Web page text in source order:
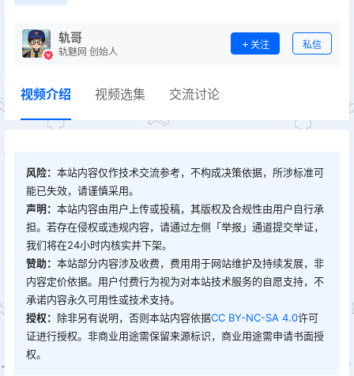
轨哥
轨魅网 创始人
关注 私信
视频介绍 视频选集 交流讨论
风险： 本站内容仅作技术交流参考，不构成决策依据，所涉标准可
能已失效，请谨慎采用。
声明： 本站内容由用户上传或投稿，其版权及合规性由用户自行承
担。若存在侵权或违规内容，请通过左侧「举报」通道提交举证，
我们将在24小时内核实并下架。
赞助： 本站部分内容涉及收费，费用用于网站维护及持续发展，非
内容定价依据。用户付费行为视为对本站技术服务的自愿支持，不
承诺内容永久可用性或技术支持。
授权： 除非另有说明，否则本站内容依据CC BY-NC-SA 4.0许可
证进行授权。非商业用途需保留来源标识，商业用途需申请书面授
权。